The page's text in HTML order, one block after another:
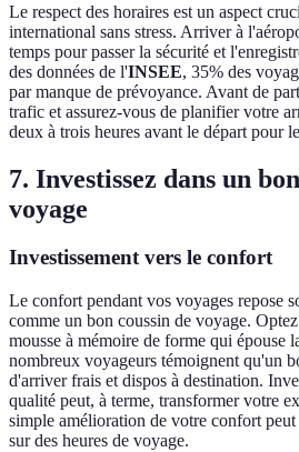
Le respect des horaires est un aspect
international sans stress. Arriver à
temps pour passer la sécurité et
des données de l'INSEE, 35% des
par manque de prévoyance. Avant de
trafic et assurez-vous de planifier votre
deux à trois heures avant le départ pour
7. Investissez dans un
voyage
Investissement vers le confort
Le confort pendant vos voyages repose
comme un bon coussin de voyage.
mousse à mémoire de forme qui épouse
nombreux voyageurs témoignent qu'un
d'arriver frais et dispos à destination.
qualité peut, à terme, transformer votre
simple amélioration de votre confort
sur des heures de voyage.